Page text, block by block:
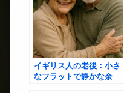
イギリス人の老後：小さ
なフラットで静かな余